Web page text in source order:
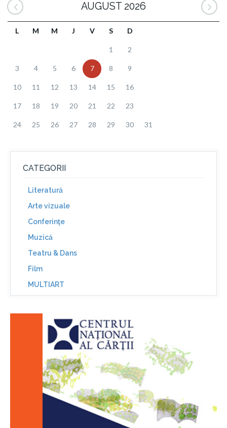
AUGUST 2026
L M M J V S D
1 2
3 4 5 6 7 8 9
10 11 12 13 14 15 16
17 18 19 20 21 22 23
24 25 26 27 28 29 30 31
CATEGORII
Literatură
Arte vizuale
Conferinţe
Muzică
Teatru & Dans
Film
MULTIART